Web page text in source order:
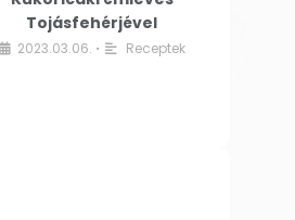
Tojásfehérjével
2023.03.06. • Receptek